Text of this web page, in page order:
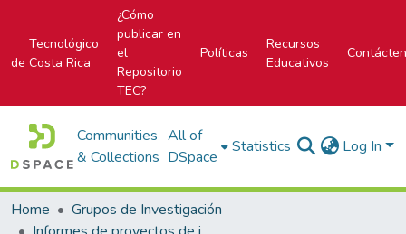
Tecnológico
de Costa Rica
¿Cómo
publicar en
el
Repositorio
TEC?
Políticas
Recursos
Educativos
Communities
& Collections
All of
DSpace
Statistics Log In
Home
Grupos de Investigación